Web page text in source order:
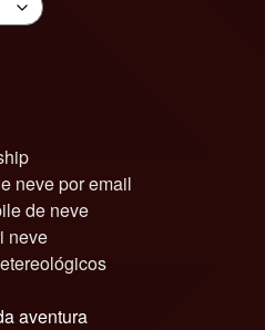
neve por email
de neve
neve
aventura